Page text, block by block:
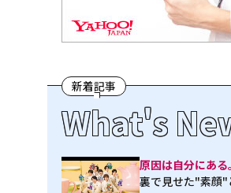
新着記事
What's
原因は自分にある。
裏で見せた"素顔"